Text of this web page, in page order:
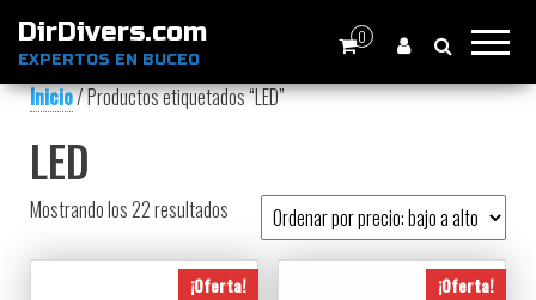
DirDivers.com
EXPERTOS EN BUCEO
0
Inicio/ Productos etiquetados “LED”
LED
Mostrando los 22 resultados Ordenado por precio: bajo a alto
¡Oferta! ¡Oferta!